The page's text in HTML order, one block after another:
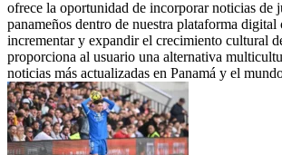
ofrece la oportunidad de incorporar noticias de
panameños dentro de nuestra plataforma
incrementar y expandir el crecimiento cultural
proporciona al usuario una alternativa
noticias más actualizadas en Panamá y el